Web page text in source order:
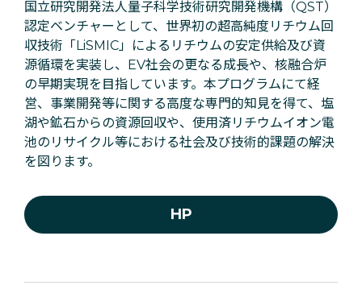
国立研究開発法人量子科学技術研究開発機構（QST）
認定ベンチャーとして、世界初の超高純度リチウム回
収技術「LiSMIC」によるリチウムの安定供給及び資
源循環を実装し、EV社会の更なる成長や、核融合炉
の早期実現を目指しています。本プログラムにて経
営、事業開発等に関する高度な専門的知見を得て、塩
湖や鉱石からの資源回収や、使用済リチウムイオン電
池のリサイクル等における社会及び技術的課題の解決
を図ります。
HP